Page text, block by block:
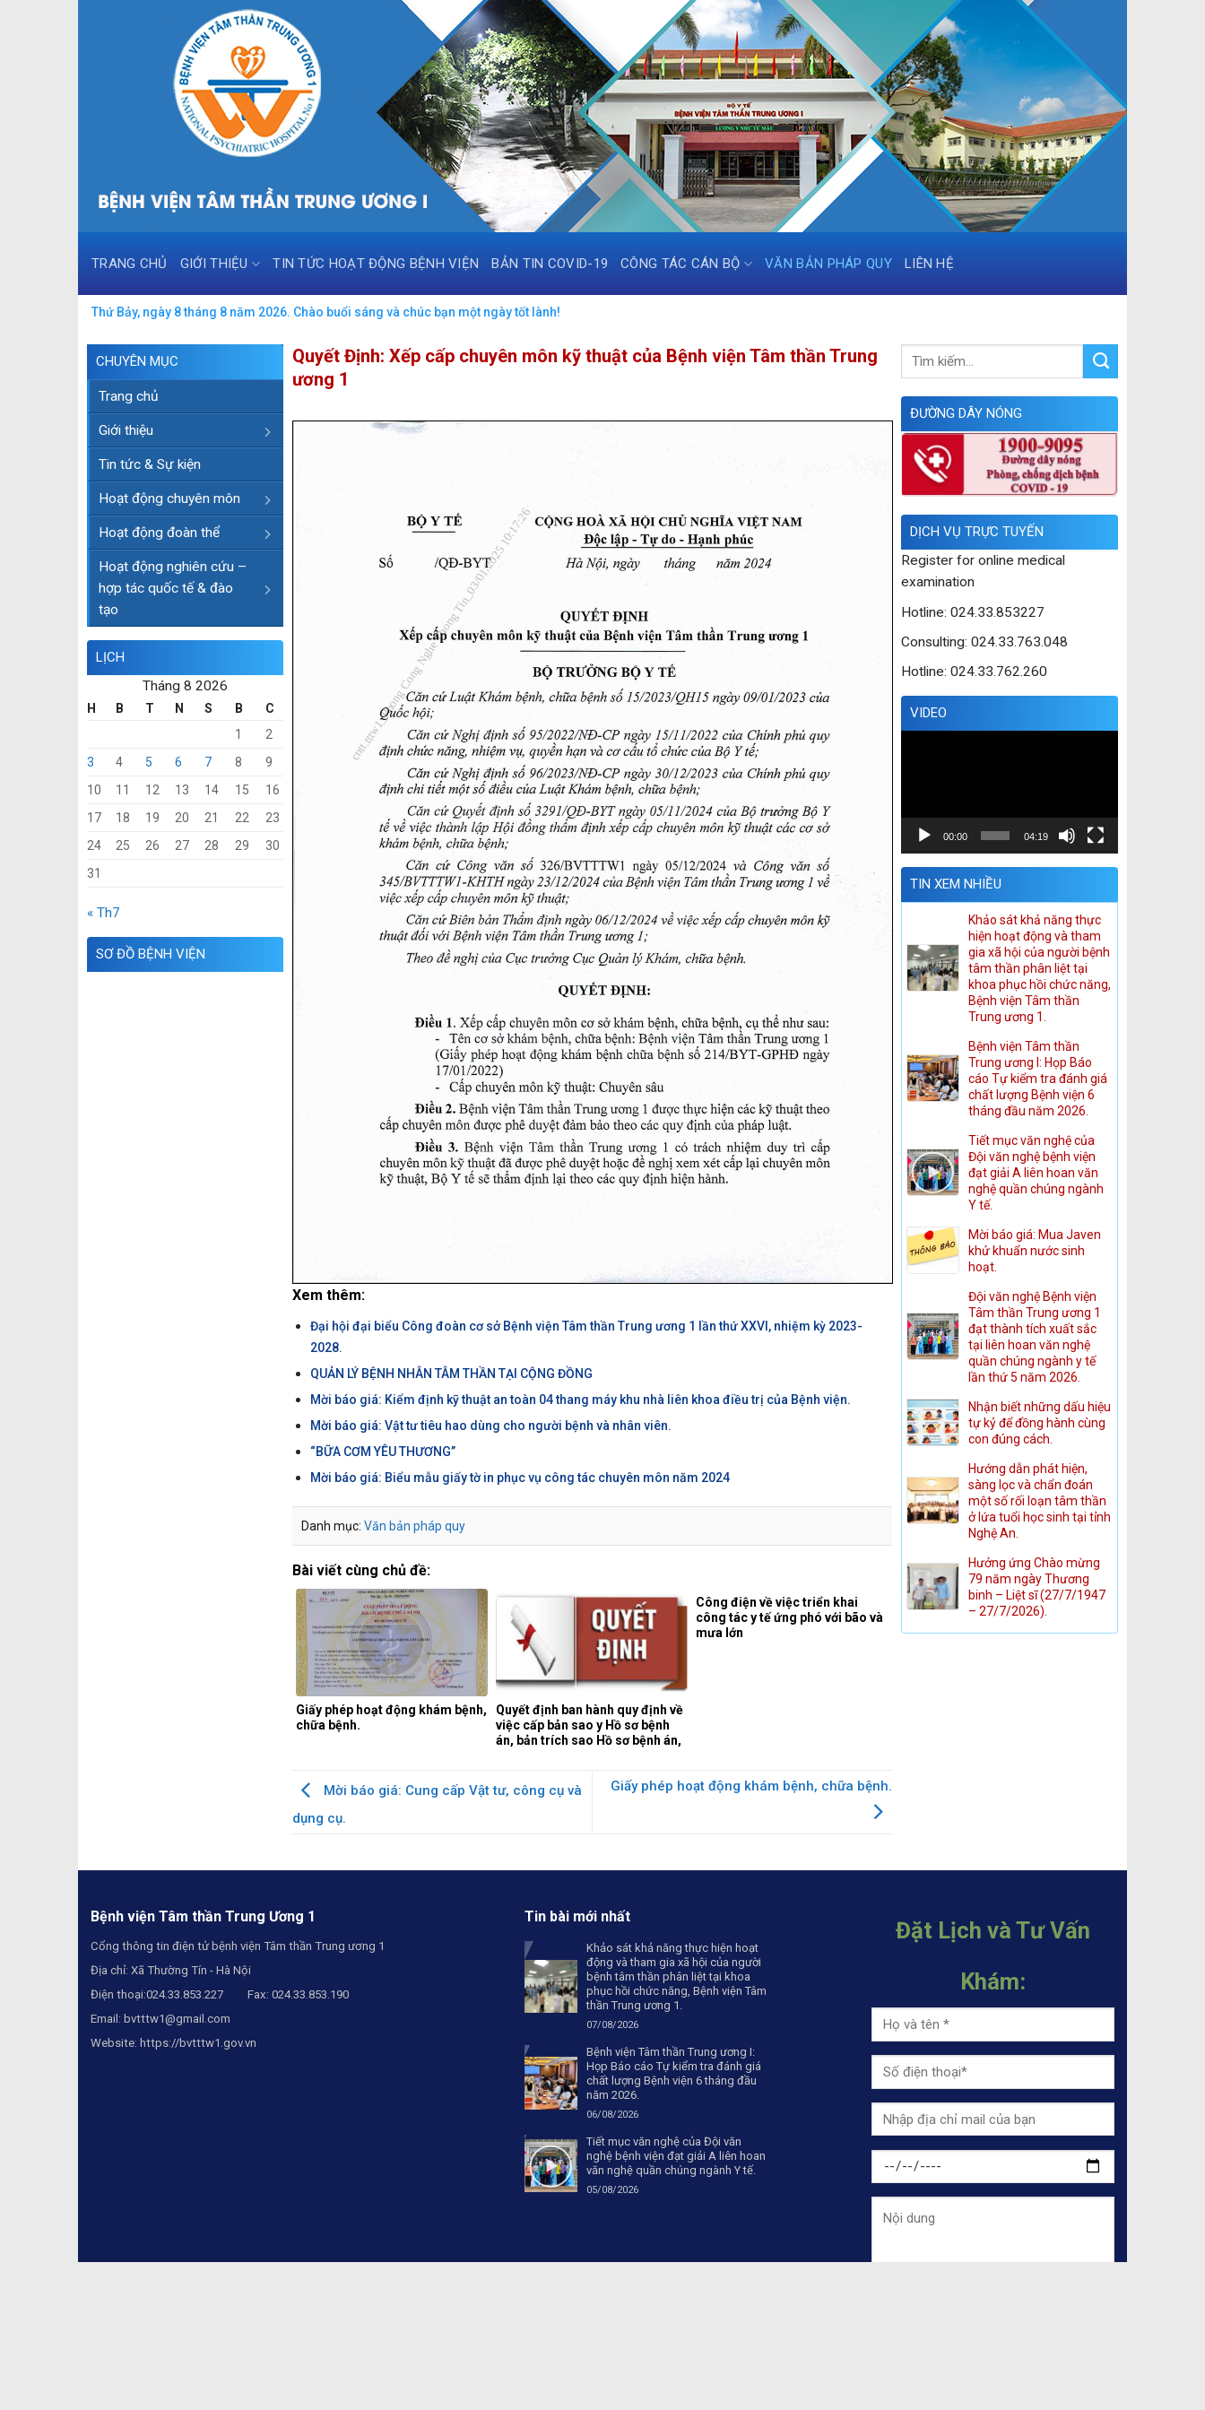
TRANG CHỦ GIỚI THIỆU TIN TỨC HOẠT ĐỘNG BỆNH VIỆN BẢN TIN COVID-19 CÔNG TÁC CÁN BỘ VĂN BẢN PHÁP QUY LIÊN HỆ
Thứ Bảy, ngày 8 tháng 8 năm 2026. Chào buổi sáng và chúc bạn một ngày tốt lành!
CHUYÊN MỤC
Trang chủ
Giới thiệu
Tin tức & Sự kiện
Hoạt động chuyên môn
Hoạt động đoàn thể
Hoạt động nghiên cứu –
hợp tác quốc tế & đào
tạo
LỊCH
Tháng 8 2026
H B T N S B
C
1
2
3
4 5 6 7 8
9
10
11 12 13 14 15
16
17
18 19 20 21 22
23
24
25 26 27 28 29
30
31
« Th7
SƠ ĐỒ BỆNH VIỆN
Quyết Định: Xếp cấp chuyên môn kỹ thuật của Bệnh viện Tâm thần Trung
ương 1
Xem thêm:
Đại hội đại biểu Công đoàn cơ sở Bệnh viện Tâm thần Trung ương 1 lần thứ XXVI, nhiệm kỳ 2023-
2028.
QUẢN LÝ BỆNH NHÂN TÂM THẦN TẠI CỘNG ĐỒNG
Mời báo giá: Kiểm định kỹ thuật an toàn 04 thang máy khu nhà liên khoa điều trị của Bệnh viện.
Mời báo giá: Vật tư tiêu hao dùng cho người bệnh và nhân viên.
“BỮA CƠM YÊU THƯƠNG’’
Mời báo giá: Biểu mẫu giấy tờ in phục vụ công tác chuyên môn năm 2024
Danh mục: Văn bản pháp quy
Bài viết cùng chủ đề:
Giấy phép hoạt động khám bệnh,
chữa bệnh.
Quyết định ban hành quy định về
việc cấp bản sao y Hồ sơ bệnh
án, bản trích sao Hồ sơ bệnh án,
1.
Công điện về việc triển khai
công tác y tế ứng phó với bão và
mưa lớn
Mời báo giá: Cung cấp Vật tư, công cụ và
dụng cụ.
Giấy phép hoạt động khám bệnh, chữa bệnh.
ĐƯỜNG DÂY NÓNG
DỊCH VỤ TRỰC TUYẾN
Register for online medical
examination
Hotline: 024.33.853227
Consulting: 024.33.763.048
Hotline: 024.33.762.260
VIDEO
00:00 04:19
TIN XEM NHIỀU
Khảo sát khả năng thực
hiện hoạt động và tham
gia xã hội của người bệnh
tâm thần phân liệt tại
khoa phục hồi chức năng,
Bệnh viện Tâm thần
Trung ương 1.
Bệnh viện Tâm thần
Trung ương I: Họp Báo
cáo Tự kiểm tra đánh giá
chất lượng Bệnh viện 6
tháng đầu năm 2026.
Tiết mục văn nghệ của
Đội văn nghệ bệnh viện
đạt giải A liên hoan văn
nghệ quần chúng ngành
Y tế.
Mời báo giá: Mua Javen
khử khuẩn nước sinh
hoạt.
Đội văn nghệ Bệnh viện
Tâm thần Trung ương 1
đạt thành tích xuất sắc
tại liên hoan văn nghệ
quần chúng ngành y tế
lần thứ 5 năm 2026.
Nhận biết những dấu hiệu
tự kỷ để đồng hành cùng
con đúng cách.
Hướng dẫn phát hiện,
sàng lọc và chẩn đoán
một số rối loạn tâm thần
ở lứa tuổi học sinh tại tỉnh
Nghệ An.
Hưởng ứng Chào mừng
79 năm ngày Thương
binh – Liệt sĩ (27/7/1947
– 27/7/2026).
Bệnh viện Tâm thần Trung Ương 1
Cổng thông tin điện tử bệnh viện Tâm thần Trung ương 1
Địa chỉ: Xã Thường Tín - Hà Nội
Điện thoại:024.33.853.227 Fax: 024.33.853.190
Email: bvtttw1@gmail.com
Website: https://bvtttw1.gov.vn
Tin bài mới nhất
Khảo sát khả năng thực hiện hoạt
động và tham gia xã hội của người
bệnh tâm thần phân liệt tại khoa
phục hồi chức năng, Bệnh viện Tâm
thần Trung ương 1.
07/08/2026
Bệnh viện Tâm thần Trung ương I:
Họp Báo cáo Tự kiểm tra đánh giá
chất lượng Bệnh viện 6 tháng đầu
năm 2026.
06/08/2026
Tiết mục văn nghệ của Đội văn
nghệ bệnh viện đạt giải A liên hoan
văn nghệ quần chúng ngành Y tế.
05/08/2026
Đặt Lịch và Tư Vấn
Khám: